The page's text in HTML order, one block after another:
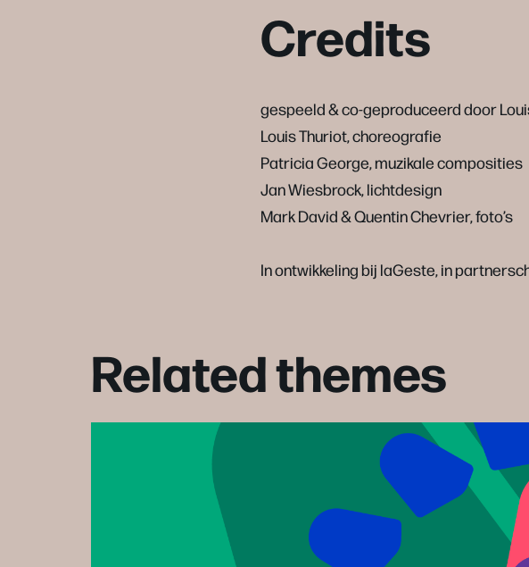
Credits
gespeeld & co-geproduceerd door
Louis Thuriot, choreografie
Patricia George, muzikale composities
Jan Wiesbrock, lichtdesign
Mark David & Quentin Chevrier, foto’s
In ontwikkeling bij laGeste, in
Related themes